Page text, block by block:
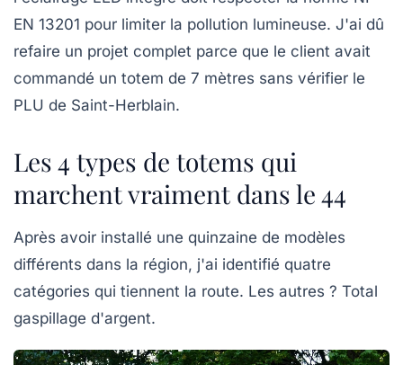
EN 13201 pour limiter la pollution lumineuse. J'ai dû
refaire un projet complet parce que le client avait
commandé un totem de 7 mètres sans vérifier le
PLU de Saint-Herblain.
Les 4 types de totems qui
marchent vraiment dans le 44
Après avoir installé une quinzaine de modèles
différents dans la région, j'ai identifié quatre
catégories qui tiennent la route. Les autres ? Total
gaspillage d'argent.